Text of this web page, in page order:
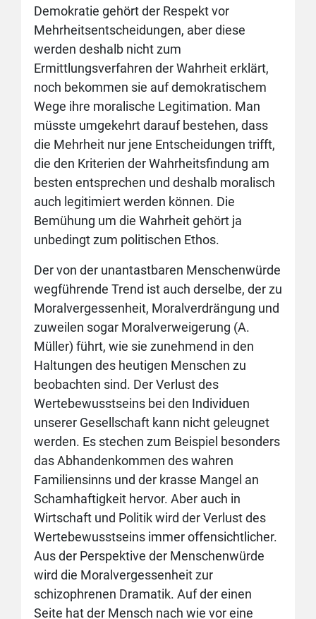
Demokratie gehört der Respekt vor
Mehrheitsentscheidungen, aber diese
werden deshalb nicht zum
Ermittlungsverfahren der Wahrheit erklärt,
noch bekommen sie auf demokratischem
Wege ihre moralische Legitimation. Man
müsste umgekehrt darauf bestehen, dass
die Mehrheit nur jene Entscheidungen trifft,
die den Kriterien der Wahrheitsfindung am
besten entsprechen und deshalb moralisch
auch legitimiert werden können. Die
Bemühung um die Wahrheit gehört ja
unbedingt zum politischen Ethos.
Der von der unantastbaren Menschenwürde
wegführende Trend ist auch derselbe, der zu
Moralvergessenheit, Moralverdrängung und
zuweilen sogar Moralverweigerung (A.
Müller) führt, wie sie zunehmend in den
Haltungen des heutigen Menschen zu
beobachten sind. Der Verlust des
Wertebewusstseins bei den Individuen
unserer Gesellschaft kann nicht geleugnet
werden. Es stechen zum Beispiel besonders
das Abhandenkommen des wahren
Familiensinns und der krasse Mangel an
Schamhaftigkeit hervor. Aber auch in
Wirtschaft und Politik wird der Verlust des
Wertebewusstseins immer offensichtlicher.
Aus der Perspektive der Menschenwürde
wird die Moralvergessenheit zur
schizophrenen Dramatik. Auf der einen
Seite hat der Mensch nach wie vor eine